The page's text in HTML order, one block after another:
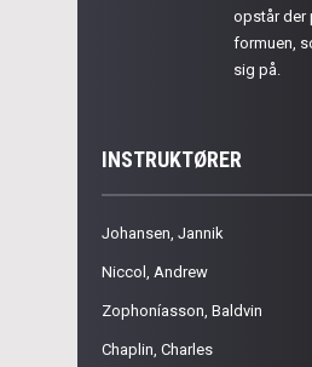
opstår der
formuen,
sig på.
INSTRUKTØRER
Johansen, Jannik
Niccol, Andrew
Zophoníasson, Baldvin
Chaplin, Charles